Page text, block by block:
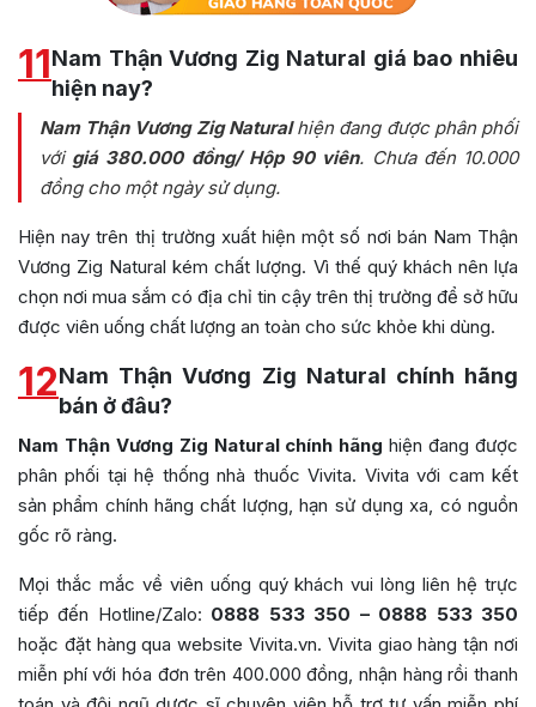
11Nam Thận Vương Zig Natural giá bao nhiêu
hiện nay?
Nam Thận Vương Zig Naturalhiện đang được phân phối
với giá 380.000 đồng/ Hộp 90 viên. Chưa đến 10.000
đồng cho một ngày sử dụng.
Hiện nay trên thị trường xuất hiện một số nơi bán Nam Thận
Vương Zig Natural kém chất lượng. Vì thế quý khách nên lựa
chọn nơi mua sắm có địa chỉ tin cậy trên thị trường để sở hữu
được viên uống chất lượng an toàn cho sức khỏe khi dùng.
12Nam Thận Vương Zig Natural chính hãng
bán ở đâu?
Nam Thận Vương Zig Natural chính hãng hiện đang được
phân phối tại hệ thống nhà thuốc Vivita. Vivita với cam kết
sản phẩm chính hãng chất lượng, hạn sử dụng xa, có nguồn
gốc rõ ràng.
Mọi thắc mắc về viên uống quý khách vui lòng liên hệ trực
tiếp đến Hotline/Zalo: 0888 533 350 – 0888 533 350
hoặc đặt hàng qua website Vivita.vn. Vivita giao hàng tận nơi
miễn phí với hóa đơn trên 400.000 đồng, nhận hàng rồi thanh